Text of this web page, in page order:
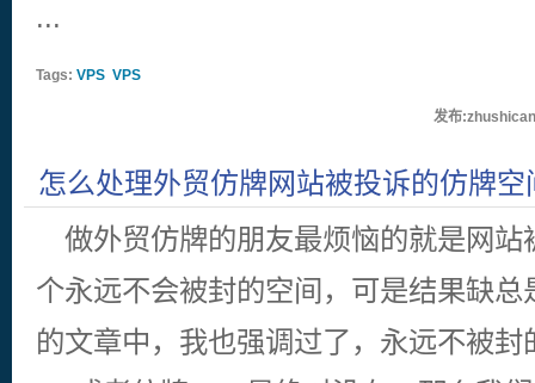
...
Tags: VPS VPS
发布
怎么处理外贸仿牌网站被投诉的仿牌空
怎么解决
做外贸仿牌的朋友最烦恼的就是网站
个永远不会被封的空间，可是结果缺
的文章中，我也强调过了，永远不被